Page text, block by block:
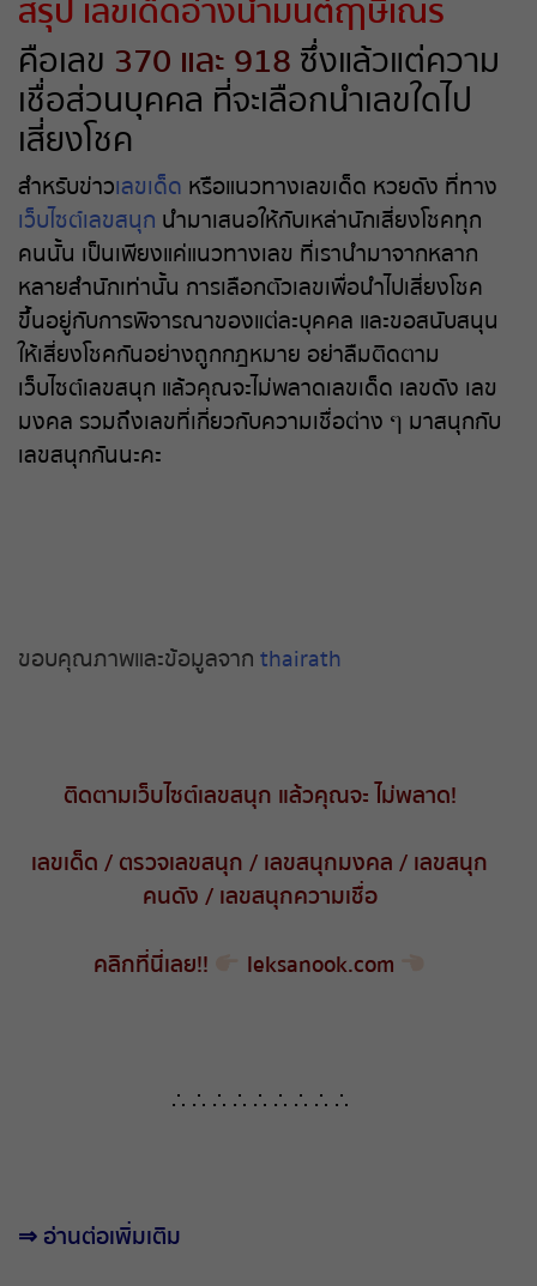
สรุป เลขเด็ดอ่างน้ำมนต์ฤาษีเณร
คือเลข 370 และ 918 ซึ่งแล้วแต่ความ
เชื่อส่วนบุคคล ที่จะเลือกนำเลขใดไป
เสี่ยงโชค
สำหรับข่าวเลขเด็ด หรือแนวทางเลขเด็ด หวยดัง ที่ทาง
เว็บไซต์เลขสนุก นำมาเสนอให้กับเหล่านักเสี่ยงโชคทุก
คนนั้น เป็นเพียงแค่แนวทางเลข ที่เรานำมาจากหลาก
หลายสำนักเท่านั้น การเลือกตัวเลขเพื่อนำไปเสี่ยงโชค
ขึ้นอยู่กับการพิจารณาของแต่ละบุคคล และขอสนับสนุน
ให้เสี่ยงโชคกันอย่างถูกกฎหมาย อย่าลืมติดตาม
เว็บไซต์เลขสนุก แล้วคุณจะไม่พลาดเลขเด็ด เลขดัง เลข
มงคล รวมถึงเลขที่เกี่ยวกับความเชื่อต่าง ๆ มาสนุกกับ
เลขสนุกกันนะคะ
ขอบคุณภาพและข้อมูลจาก thairath
ติดตามเว็บไซต์เลขสนุก แล้วคุณจะ ไม่พลาด!
เลขเด็ด / ตรวจเลขสนุก / เลขสนุกมงคล / เลขสนุก
คนดัง / เลขสนุกความเชื่อ
คลิกที่นี่เลย!! leksanook.com
∴ ∴ ∴ ∴ ∴ ∴ ∴ ∴ ∴
⇒ อ่านต่อเพิ่มเติม